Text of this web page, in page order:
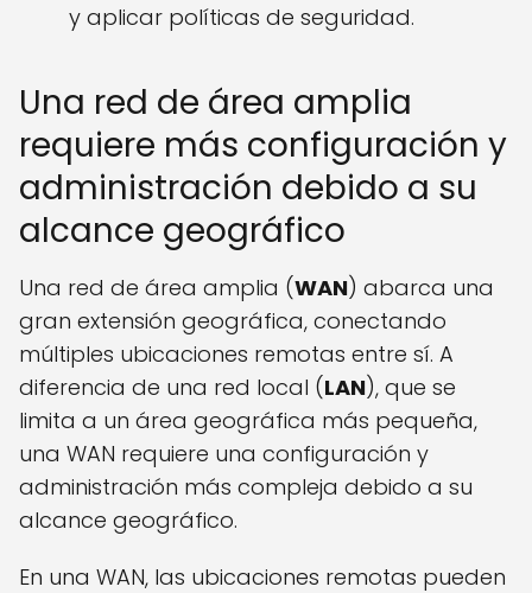
y aplicar políticas de seguridad.
Una red de área amplia
requiere más configuración y
administración debido a su
alcance geográfico
Una red de área amplia (WAN) abarca una
gran extensión geográfica, conectando
múltiples ubicaciones remotas entre sí. A
diferencia de una red local (LAN), que se
limita a un área geográfica más pequeña,
una WAN requiere una configuración y
administración más compleja debido a su
alcance geográfico.
En una WAN, las ubicaciones remotas pueden